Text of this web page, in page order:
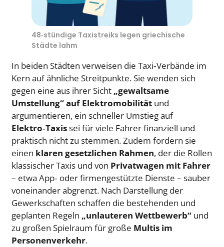
48‑stündige Taxistreiks legen griechische
Städte lahm
In beiden Städten verweisen die Taxi‑Verbände im
Kern auf ähnliche Streitpunkte. Sie wenden sich
gegen eine aus ihrer Sicht „gewaltsame
Umstellung“ auf Elektromobilität und
argumentieren, ein schneller Umstieg auf
Elektro‑Taxissei für viele Fahrer finanziell und
praktisch nicht zu stemmen. Zudem fordern sie
einen klaren gesetzlichen Rahmen, der die Rollen
klassischer Taxis und von Privatwagen mit Fahrer
– etwa App‑ oder firmengestützte Dienste – sauber
voneinander abgrenzt. Nach Darstellung der
Gewerkschaften schaffen die bestehenden und
geplanten Regeln „unlauteren Wettbewerb“ und
zu großen Spielraum für große Multis im
Personenverkehr.